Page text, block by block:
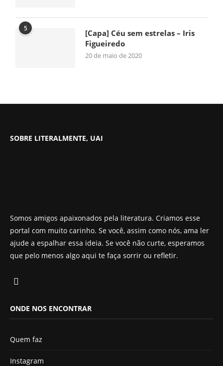
5
[Capa] Céu sem estrelas – Iris
Figueiredo
20 de maio de 2020
SOBRE LITERALMENTE, UAI
Somos amigos apaixonados pela literatura. Criamos esse
portal com muito carinho. Se você, assim como nós, ama ler
ajude a espalhar essa ideia. Se você não curte, esperamos
que pelo menos algo aqui te faça sorrir ou refletir.
ONDE NOS ENCONTRAR
Quem faz
Instagram